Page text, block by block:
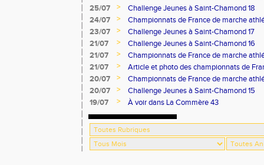
25/07
>
Challenge Jeunes à Saint-Chamond 18
24/07
>
Championnats de France de marche
23/07
>
Challenge Jeunes à Saint-Chamond 17
21/07
>
Challenge Jeunes à Saint-Chamond 16
21/07
>
Championnats de France de marche
21/07
>
Article et photo des championnats de
Progrès
20/07 >
Championnats de France de marche
20/07
>
Challenge Jeunes à Saint-Chamond 15
19/07
> À voir dans La Commère 43